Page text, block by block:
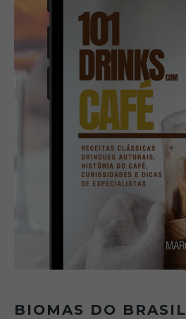
BIOMAS DO BRASIL